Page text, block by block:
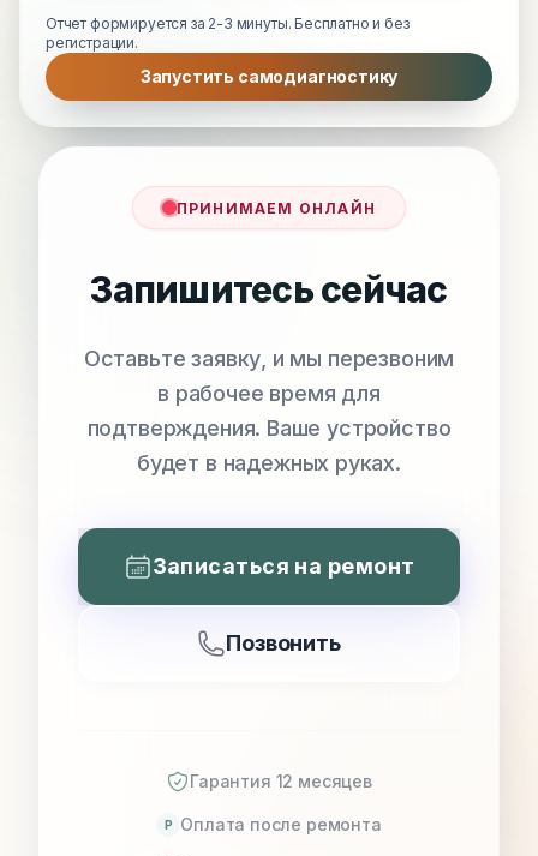
Отчет формируется за 2-3 минуты. Бесплатно и без
регистрации.
Запустить самодиагностику
ПРИНИМАЕМ ОНЛАЙН
Запишитесь сейчас
Оставьте заявку, и мы перезвоним
в рабочее время для
подтверждения. Ваше устройство
будет в надежных руках.
Записаться на ремонт
Позвонить
Гарантия 12 месяцев
P Оплата после ремонта